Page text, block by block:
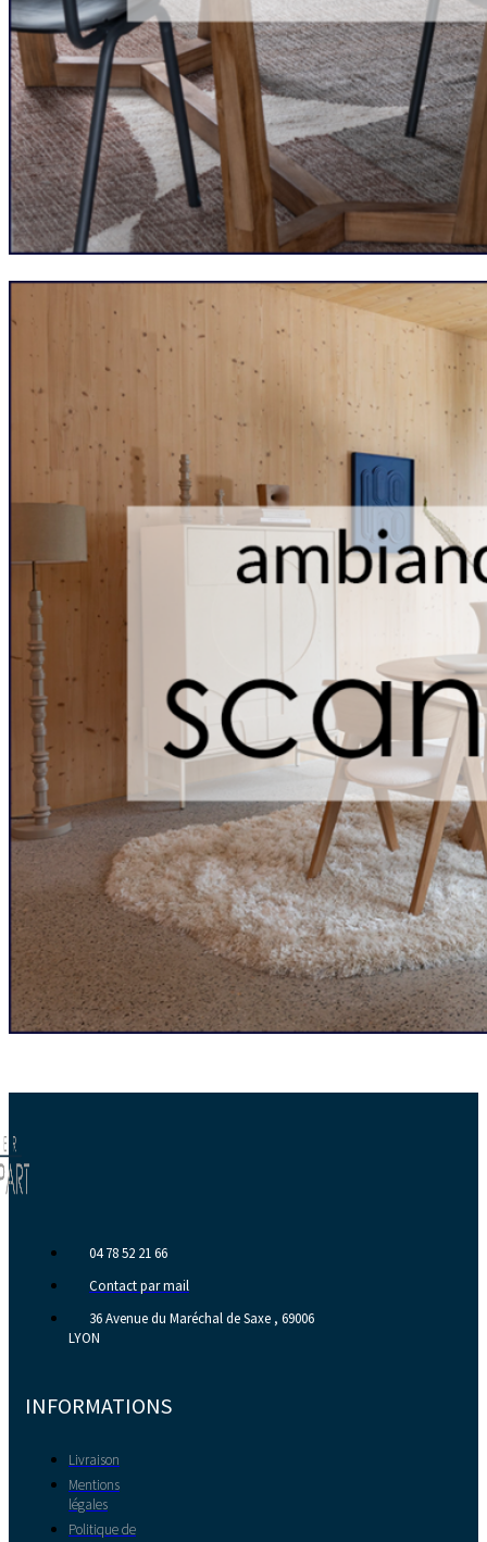
04 78 52 21 66
Contact par mail
36 Avenue du Maréchal de Saxe , 69006
LYON
INFORMATIONS
Livraison
Mentions
légales
Politique de